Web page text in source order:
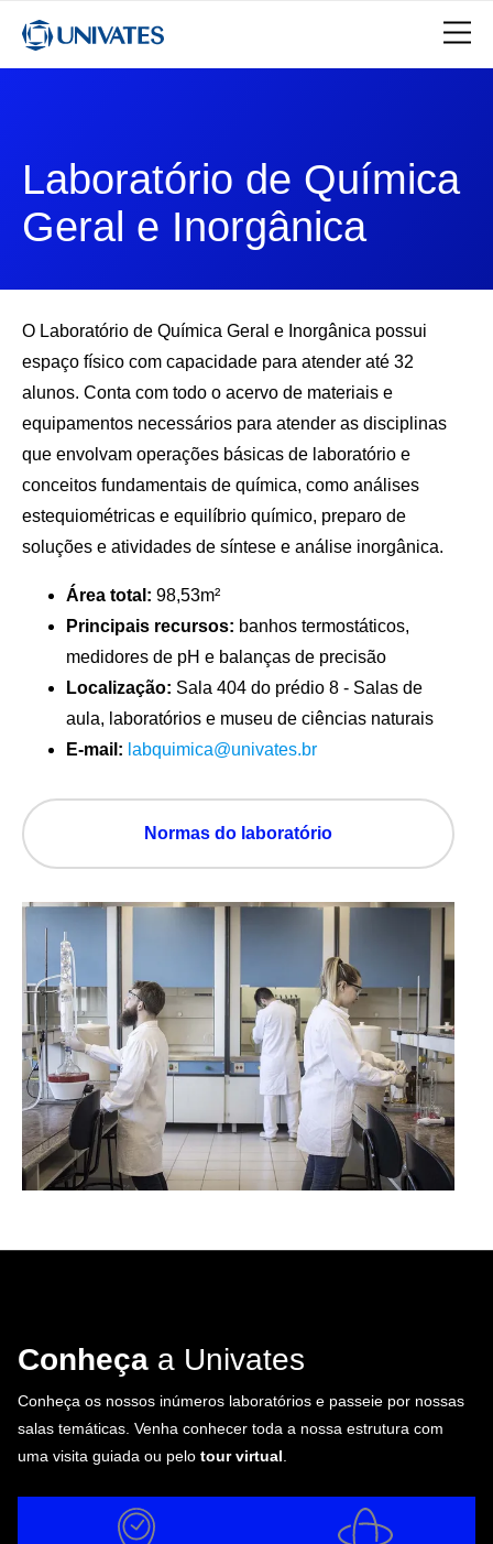
Laboratório de Química
Geral e Inorgânica
O Laboratório de Química Geral e Inorgânica possui
espaço físico com capacidade para atender até 32
alunos. Conta com todo o acervo de materiais e
equipamentos necessários para atender as disciplinas
que envolvam operações básicas de laboratório e
conceitos fundamentais de química, como análises
estequiométricas e equilíbrio químico, preparo de
soluções e atividades de síntese e análise inorgânica.
Área total: 98,53m²
Principais recursos: banhos termostáticos,
medidores de pH e balanças de precisão
Localização: Sala 404 do prédio 8 - Salas de
aula, laboratórios e museu de ciências naturais
E-mail: labquimica@univates.br
Normas do laboratório
Conheça a Univates
Conheça os nossos inúmeros laboratórios e passeie por nossas
salas temáticas. Venha conhecer toda a nossa estrutura com
uma visita guiada ou pelo tour virtual.